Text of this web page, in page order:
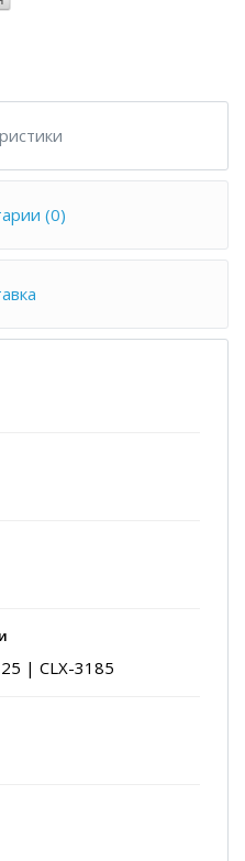
(0)
| CLX-3185